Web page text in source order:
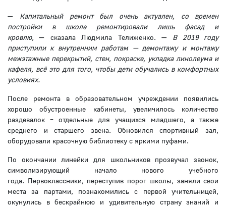
— Капитальный ремонт был очень актуален, со времен
постройки в школе ремонтировали лишь фасад и
кровлю,— сказала Людмила Телиженко. — В 2019 году
приступили к внутренним работам — демонтажу и монтажу
межэтажные перекрытий, стен, покраске, укладка линолеума и
кафеля, всё это для того, чтобы дети обучались в комфортных
условиях.
После ремонта в образовательном учреждении появились
хорошо обустроенные кабинеты, увеличилось количество
раздевалок – отдельные для учащихся младшего, а также
среднего и старшего звена. Обновился спортивный зал,
оборудовали красочную библиотеку с яркими пуфами.
По окончании линейки для школьников прозвучал звонок,
символизирующий начало нового учебного
года. Первоклассники, переступив порог школы, заняли свои
места за партами, познакомились с первой учительницей,
окунулись в бескрайнюю и удивительную страну знаний и